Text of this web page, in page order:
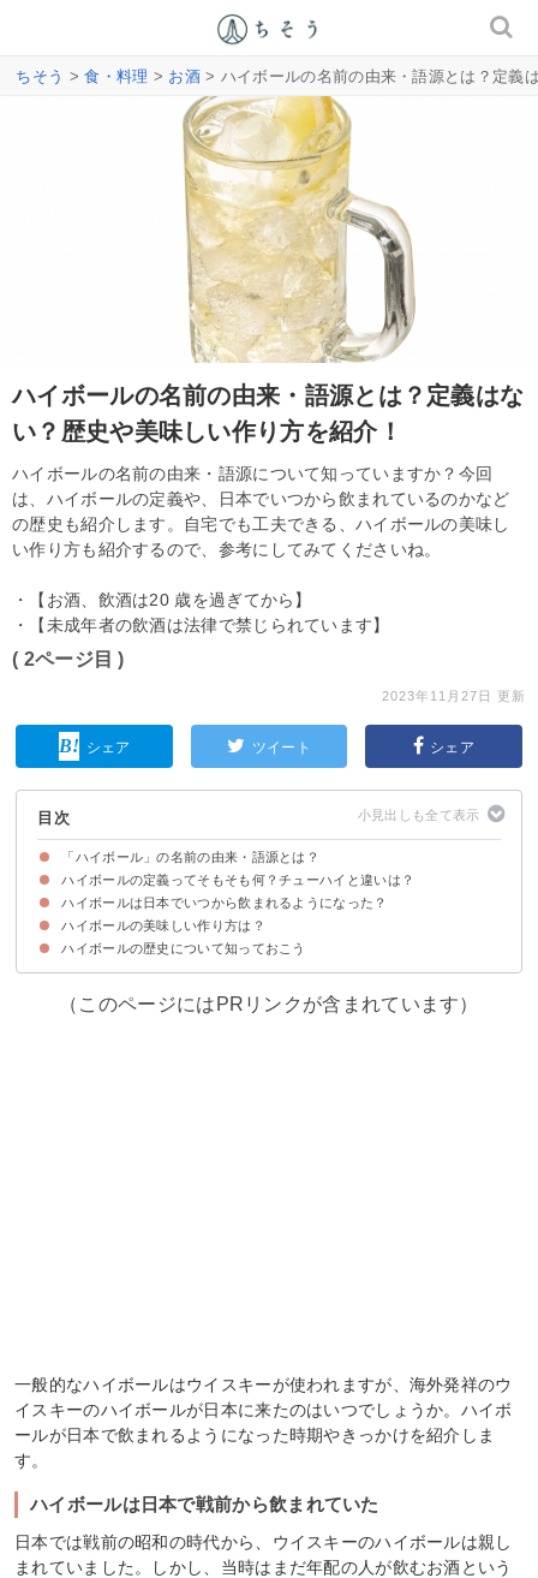
ちそう >食・料理 > お酒> ハイボールの名前の由来・語源とは？定義
ハイボールの名前の由来・語源とは？定義はな
い？歴史や美味しい作り方を紹介！
ハイボールの名前の由来・語源について知っていますか？今回
は、ハイボールの定義や、日本でいつから飲まれているのかなど
の歴史も紹介します。自宅でも工夫できる、ハイボールの美味し
い作り方も紹介するので、参考にしてみてくださいね。
・【お酒、飲酒は20 歳を過ぎてから】
・【未成年者の飲酒は法律で禁じられています】
( 2ページ目 )
2023年11月27日 更新
シェア ツイート シェア
目次
「ハイボール」の名前の由来・語源とは？
説①スコットランドのゴルフ場
説②アメリカの鉄道
説③セントルイスの信号係
説④ソーダから上昇する泡
ハイボールの定義ってそもそも何？チューハイと違いは？
ハイボールに明確な定義はない
チューハイは「焼酎ハイボール」の略
ハイボールは日本でいつから飲まれるようになった？
ハイボールは日本で戦前から飲まれていた
日本でハイボールが流行ったのはきっかけは「角」
ハイボールの美味しい作り方は？
ポイント①グラスをキンキンに冷やす
ポイント②ウイスキーを入れてよく混ぜる
ポイント③炭酸水をゆっくりと注ぐ
ポイント④炭酸水を入れたあとは1度混ぜる
ポイント⑤柑橘類の果物を入れる
ハイボールの歴史について知っておこう
（このページにはPRリンクが含まれています）
一般的なハイボールはウイスキーが使われますが、海外発祥のウ
イスキーのハイボールが日本に来たのはいつでしょうか。ハイボ
ールが日本で飲まれるようになった時期やきっかけを紹介しま
す。
ハイボールは日本で戦前から飲まれていた
日本では戦前の昭和の時代から、ウイスキーのハイボールは親し
まれていました。しかし、当時はまだ年配の人が飲むお酒という